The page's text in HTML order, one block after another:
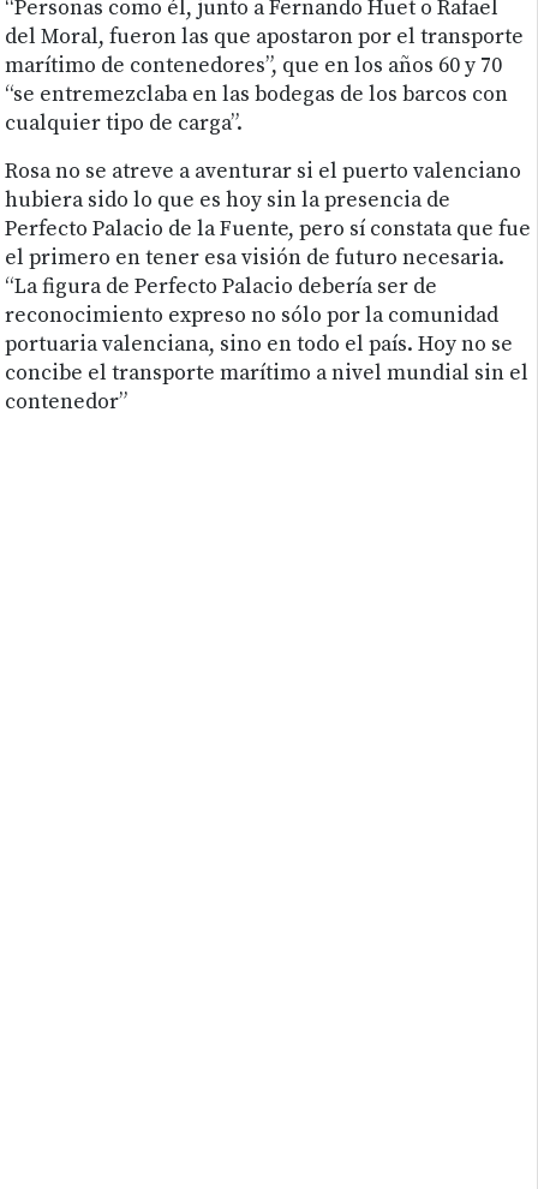
“Personas como él, junto a Fernando Huet o Rafael
del Moral, fueron las que apostaron por el transporte
marítimo de contenedores”, que en los años 60 y 70
“se entremezclaba en las bodegas de los barcos con
cualquier tipo de carga”.
Rosa no se atreve a aventurar si el puerto valenciano
hubiera sido lo que es hoy sin la presencia de
Perfecto Palacio de la Fuente, pero sí constata que fue
el primero en tener esa visión de futuro necesaria.
“La figura de Perfecto Palacio debería ser de
reconocimiento expreso no sólo por la comunidad
portuaria valenciana, sino en todo el país. Hoy no se
concibe el transporte marítimo a nivel mundial sin el
contenedor”